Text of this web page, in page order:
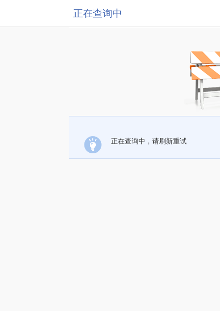
正在查询中
正在查询中，请刷新重试